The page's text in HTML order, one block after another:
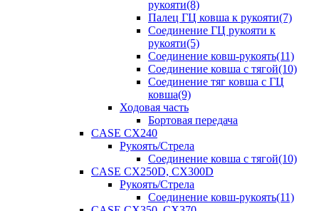
рукояти(8)
Палец ГЦ ковша к рукояти(7)
Соединение ГЦ рукояти к
рукояти(5)
Соединение ковш-рукоять(11)
Соединение ковша с тягой(10)
Соединение тяг ковша с ГЦ
ковша(9)
Ходовая часть
Бортовая передача
CASE CX240
Рукоять/Стрела
Соединение ковша с тягой(10)
CASE CX250D, CX300D
Рукоять/Стрела
Соединение ковш-рукоять(11)